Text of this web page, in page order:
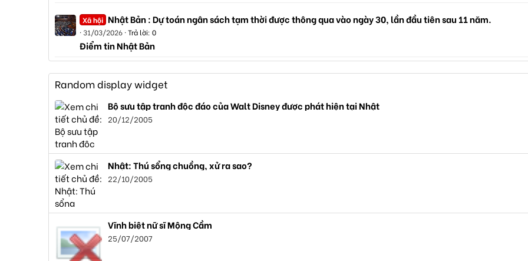
Xã hội Nhật Bản : Dự toán ngân sách tạm thời được thông qua vào ngày 30, lần đầu tiên sau 11 năm.
31/03/2026 Trả lời: 0
Điểm tin Nhật Bản
Random display widget
Bộ sưu tập tranh độc đáo của Walt Disney được phát hiện tại Nhật
20/12/2005
Nhật: Thú sổng chuồng, xử ra sao?
22/10/2005
Vĩnh biệt nữ sĩ Mộng Cầm
25/07/2007